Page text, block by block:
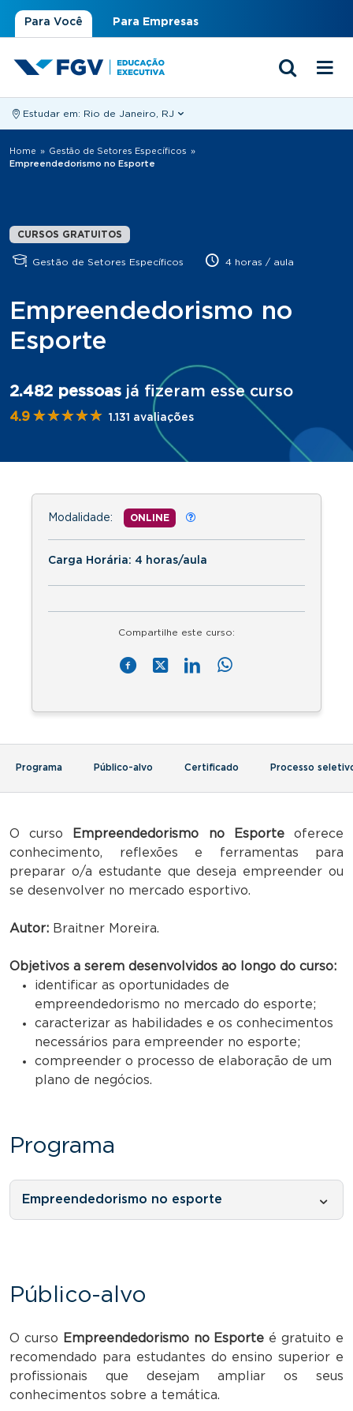
Para Você Para Empresas
Estudar em: Rio de Janeiro, RJ
Você está aqui
Home » Gestão de Setores Específicos
»
Empreendedorismo no Esporte
CURSOS GRATUITOS
Gestão de Setores Específicos 4 horas / aula
Empreendedorismo no
Esporte
2.482 pessoas já fizeram esse curso
4.9 ★★★★★
★★★★★ 1.131 avaliações
Modalidade: ONLINE
Carga Horária: 4 horas/aula
Compartilhe este curso:
Programa Público-alvo Certificado Processo
O curso Empreendedorismo no Esporteoferece
conhecimento, reflexões e ferramentas para
preparar o/a estudante que deseja empreender ou
se desenvolver no mercado esportivo.
Autor: Braitner Moreira.
Objetivos a serem desenvolvidos ao longo do curso:
identificar as oportunidades de
empreendedorismo no mercado do esporte;
caracterizar as habilidades e os conhecimentos
necessários para empreender no esporte;
compreender o processo de elaboração de um
plano de negócios.
Programa
Empreendedorismo no esporte
Público-alvo
O curso Empreendedorismo no Esporte é gratuito e
recomendado para estudantes do ensino superior e
profissionais que desejam ampliar os seus
conhecimentos sobre a temática.